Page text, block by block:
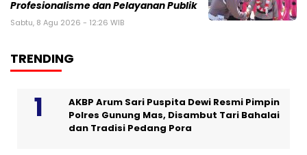
Profesionalisme dan Pelayanan Publik
Sabtu, 8 Agu 2026 - 12:26 WIB
TRENDING
AKBP Arum Sari Puspita Dewi Resmi Pimpin
Polres Gunung Mas, Disambut Tari Bahalai
dan Tradisi Pedang Pora